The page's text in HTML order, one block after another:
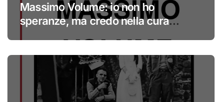
Massimo Volume: io non ho
speranze, ma credo nella cura